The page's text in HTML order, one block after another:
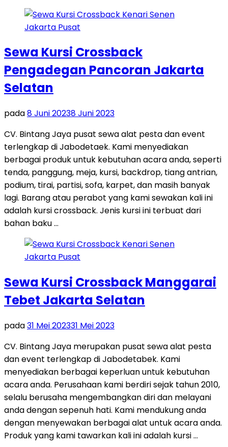
Sewa Kursi Crossback
Pengadegan Pancoran Jakarta
Selatan
pada8 Juni 20238 Juni 2023
CV. Bintang Jaya pusat sewa alat pesta dan event
terlengkap di Jabodetaek. Kami menyediakan
berbagai produk untuk kebutuhan acara anda, seperti
tenda, panggung, meja, kursi, backdrop, tiang antrian,
podium, tirai, partisi, sofa, karpet, dan masih banyak
lagi. Barang atau perabot yang kami sewakan kali ini
adalah kursi crossback. Jenis kursi ini terbuat dari
bahan baku …
Sewa Kursi Crossback Manggarai
Tebet Jakarta Selatan
pada31 Mei 202331 Mei 2023
CV. Bintang Jaya merupakan pusat sewa alat pesta
dan event terlengkap di Jabodetabek. Kami
menyediakan berbagai keperluan untuk kebutuhan
acara anda. Perusahaan kami berdiri sejak tahun 2010,
selalu berusaha mengembangkan diri dan melayani
anda dengan sepenuh hati. Kami mendukung anda
dengan menyewakan berbagai alat untuk acara anda.
Produk yang kami tawarkan kali ini adalah kursi …